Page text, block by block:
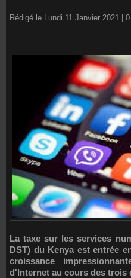
Rédigé le Lundi 11 Janvier 2021 | 0
Lataxe sur les services
DST) du Kenya est entrée
croissance
d'Internet au cours des trois